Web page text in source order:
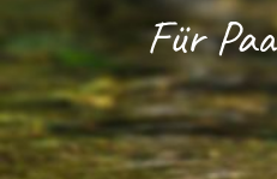
Für